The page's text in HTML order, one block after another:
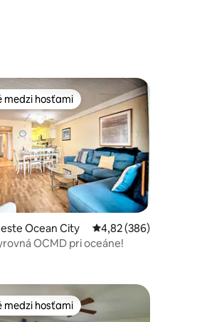
4,9 z 5, počet hodnotení: 78
medzi hosťami
medzi hosťami
Ocean City Priemerné
4,82 (386)
OCMD pri oceáne!
medzi hosťami
medzi hosťami